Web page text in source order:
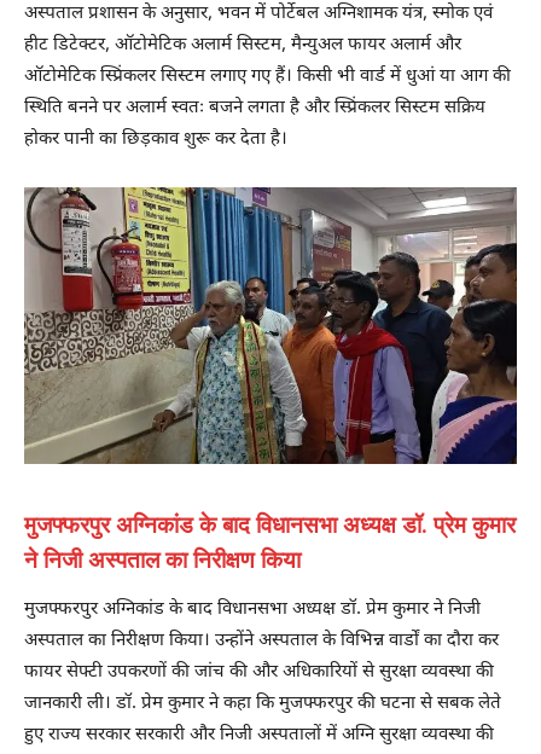
अस्पताल प्रशासन के अनुसार, भवन में पोर्टेबल अग्निशामक यंत्र, स्मोक एवं
हीट डिटेक्टर, ऑटोमेटिक अलार्म सिस्टम, मैन्युअल फायर अलार्म और
ऑटोमेटिक स्प्रिंकलर सिस्टम लगाए गए हैं। किसी भी वार्ड में धुआं या आग की
स्थिति बनने पर अलार्म स्वतः बजने लगता है और स्प्रिंकलर सिस्टम सक्रिय
होकर पानी का छिड़काव शुरू कर देता है।
मुजफ्फरपुर अग्निकांड के बाद विधानसभा अध्यक्ष डॉ. प्रेम कुमार
ने निजी अस्पताल का निरीक्षण किया
मुजफ्फरपुर अग्निकांड के बाद विधानसभा अध्यक्ष डॉ. प्रेम कुमार ने निजी
अस्पताल का निरीक्षण किया। उन्होंने अस्पताल के विभिन्न वार्डों का दौरा कर
फायर सेफ्टी उपकरणों की जांच की और अधिकारियों से सुरक्षा व्यवस्था की
जानकारी ली। डॉ. प्रेम कुमार ने कहा कि मुजफ्फरपुर की घटना से सबक लेते
हुए राज्य सरकार सरकारी और निजी अस्पतालों में अग्नि सुरक्षा व्यवस्था की